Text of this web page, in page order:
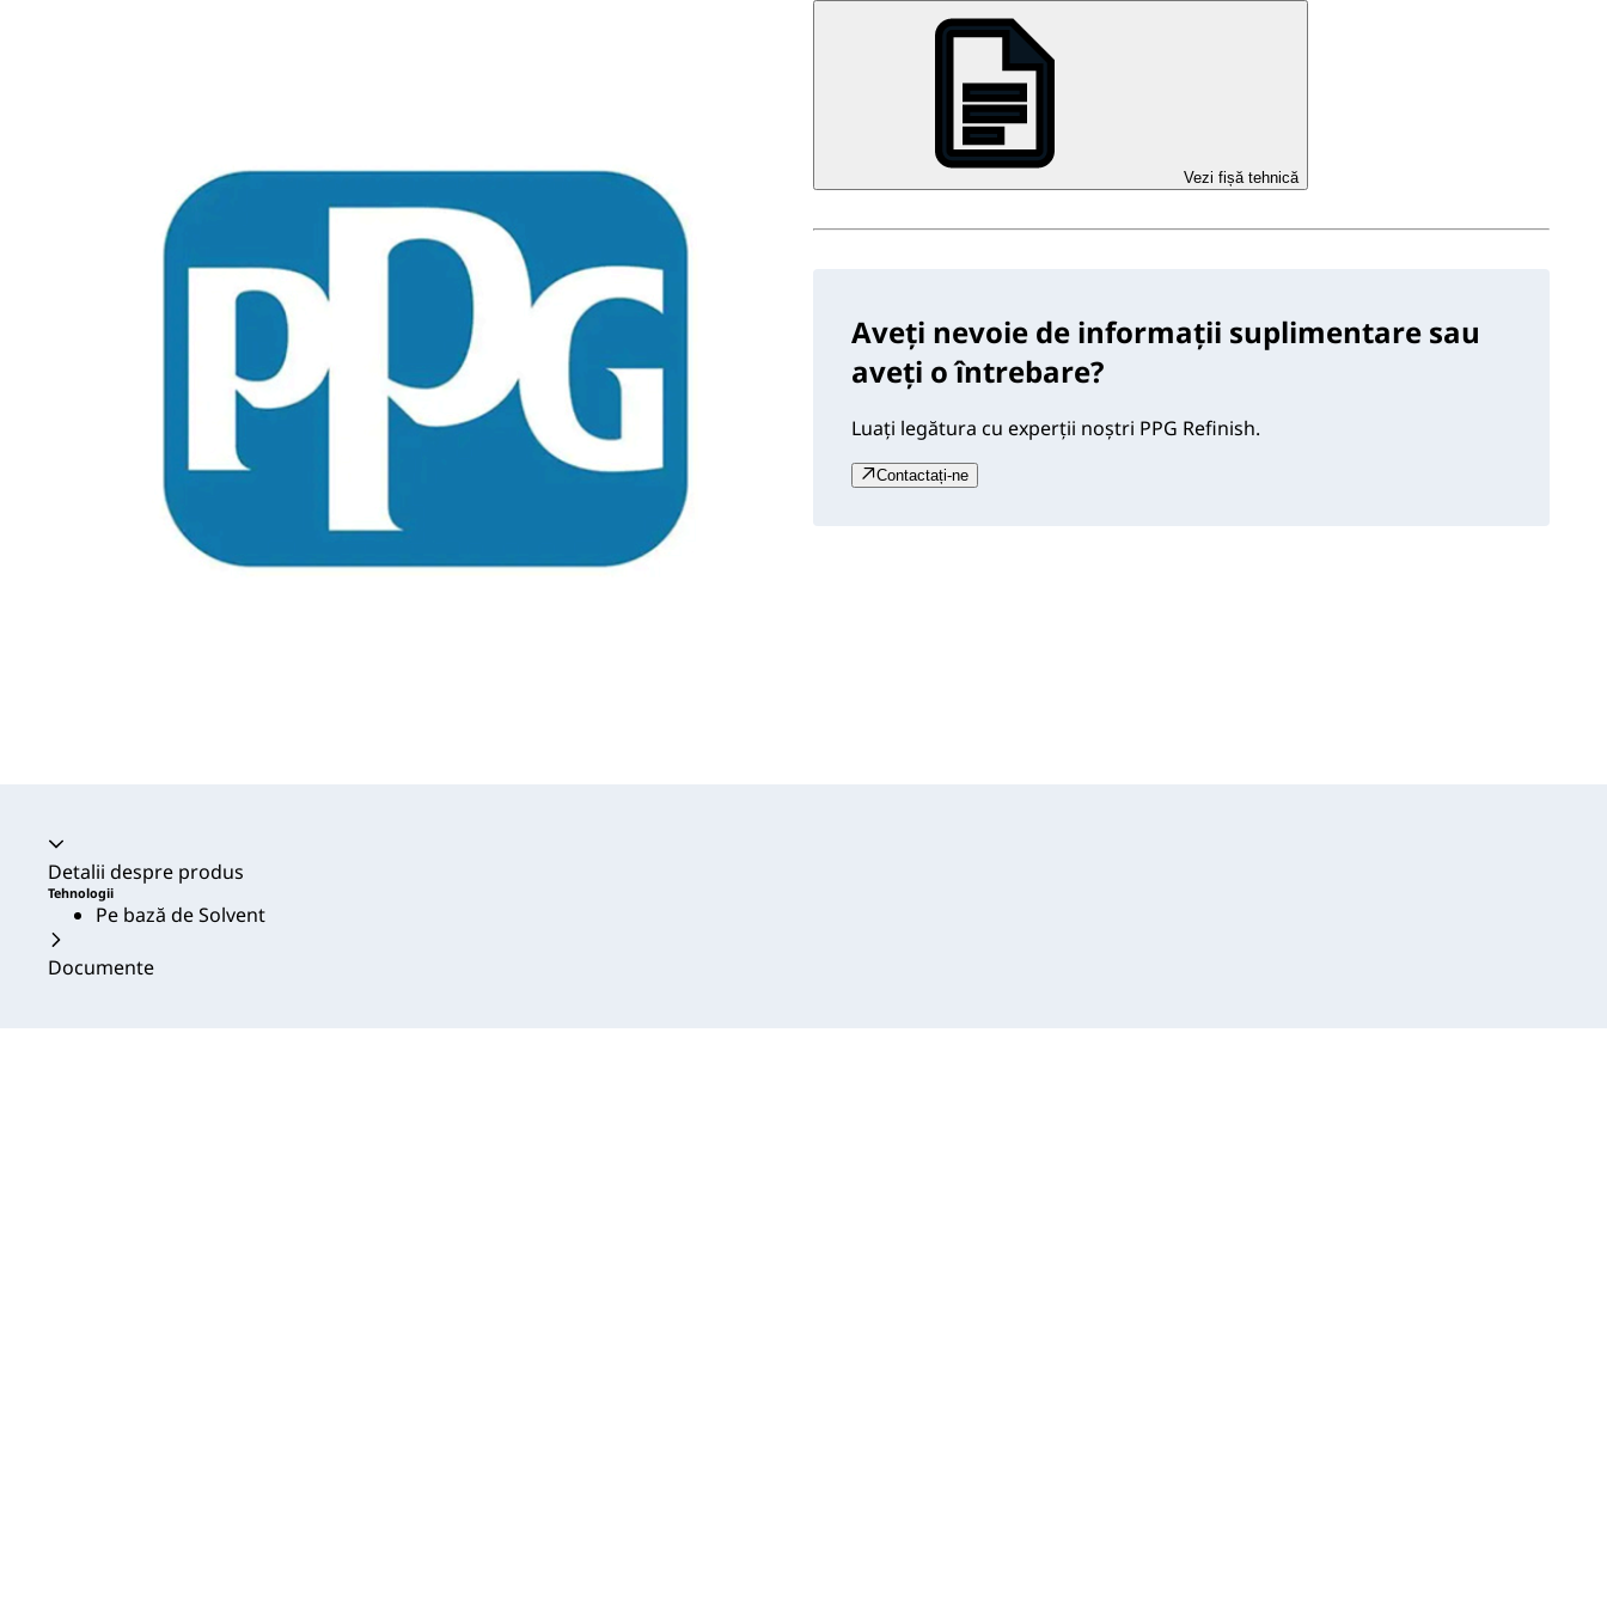
Vezi fișă tehnică
Aveți nevoie de informații suplimentare sau
aveți o întrebare?
Luați legătura cu experții noștri PPG Refinish.
Contactați-ne
Acordeon prăbușit
Detalii despre produs
Tehnologii
Pe bază de Solvent
Documente